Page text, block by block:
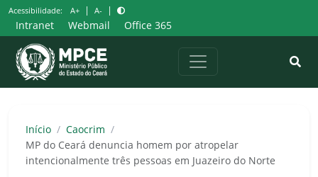
Pular
para
o
conteúdo
Acessibilidade: A+ | A- |
Intranet Webmail Office 365
Início / Caocrim /
MP do Ceará denuncia homem por atropelar
intencionalmente três pessoas em Juazeiro do Norte